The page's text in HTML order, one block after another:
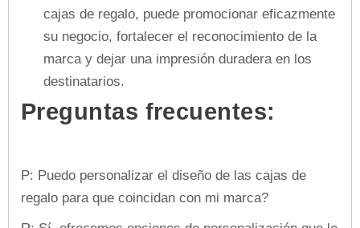
cajas de regalo, puede promocionar eficazmente
su negocio, fortalecer el reconocimiento de la
marca y dejar una impresión duradera en los
destinatarios.
Preguntas frecuentes:
P: Puedo personalizar el diseño de las cajas de
regalo para que coincidan con mi marca?